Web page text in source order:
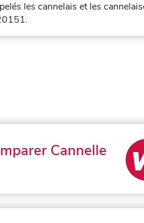
les cannelais et les
Cannelle